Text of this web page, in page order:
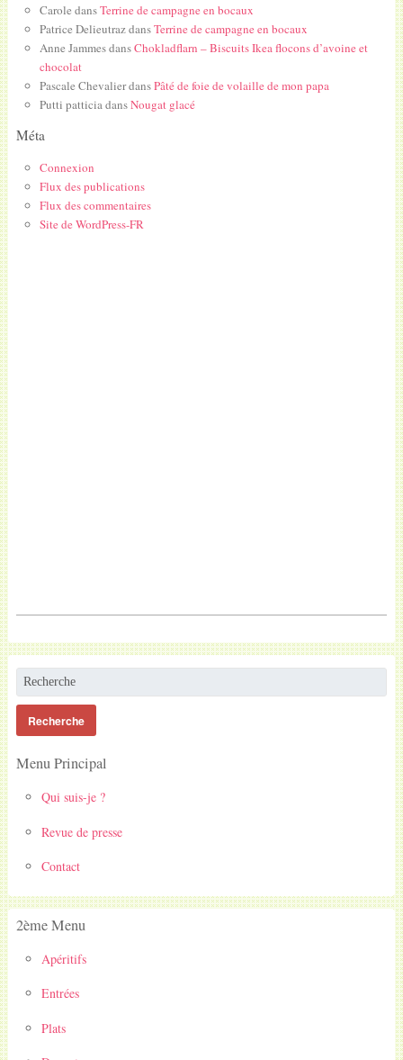
Carole dansTerrine de campagne en bocaux
Patrice DelieutrazdansTerrine de campagne en bocaux
Anne JammesdansChokladflarn – Biscuits Ikea flocons d’avoine et
chocolat
Pascale ChevalierdansPâté de foie de volaille de mon papa
Putti patticiadansNougat glacé
Méta
Connexion
Flux des publications
Flux des commentaires
Site de WordPress-FR
Menu Principal
Qui suis-je ?
Revue de presse
Contact
2ème Menu
Apéritifs
Entrées
Plats